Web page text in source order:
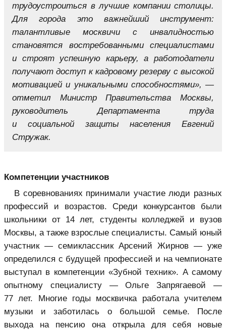
трудоустроиться в лучшие компании столицы.
Для города это важнейший инструмент:
талантливые москвичи с инвалидностью
становятся востребованными специалистами
и строят успешную карьеру, а работодатели
получают доступ к кадровому резерву с высокой
мотивацией и уникальными способностями», —
отметил Министр Правительства Москвы,
руководитель Департамента труда
и социальной защиты населения Евгений
Стружак.
Компетенции участников
В соревнованиях принимали участие люди разных
профессий и возрастов. Среди конкурсантов были
школьники от 14 лет, студенты колледжей и вузов
Москвы, а также взрослые специалисты. Самый юный
участник — семиклассник Арсений Жирнов — уже
определился с будущей профессией и на чемпионате
выступал в компетенции «Зубной техник». А самому
опытному специалисту — Ольге Запрягаевой —
77 лет. Многие годы москвичка работала учителем
музыки и заботилась о большой семье. После
выхода на пенсию она открыла для себя новые